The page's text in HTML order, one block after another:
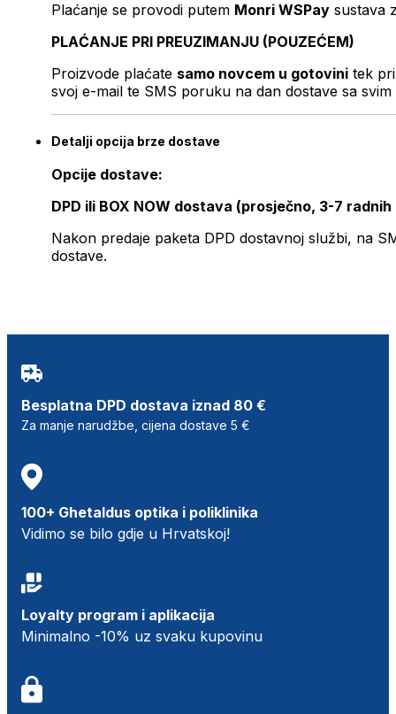
Plaćanje se provodi putem Monri WSPay sustava
PLAĆANJE PRI PREUZIMANJU (POUZEĆEM)
Proizvode plaćate samo novcem u gotovini tek
svoj e-mail te SMS poruku na dan dostave sa svim
Detalji opcija brze dostave
Opcije dostave:
DPD ili BOX NOW dostava (prosječno, 3-7 radnih
Nakon predaje paketa DPD dostavnoj službi, na
dostave.
Besplatna DPD dostava iznad 80 €
Za manje narudžbe, cijena dostave 5 €
100+ Ghetaldus optika i poliklinika
Vidimo se bilo gdje u Hrvatskoj!
Loyalty program i aplikacija
Minimalno -10% uz svaku kupovinu